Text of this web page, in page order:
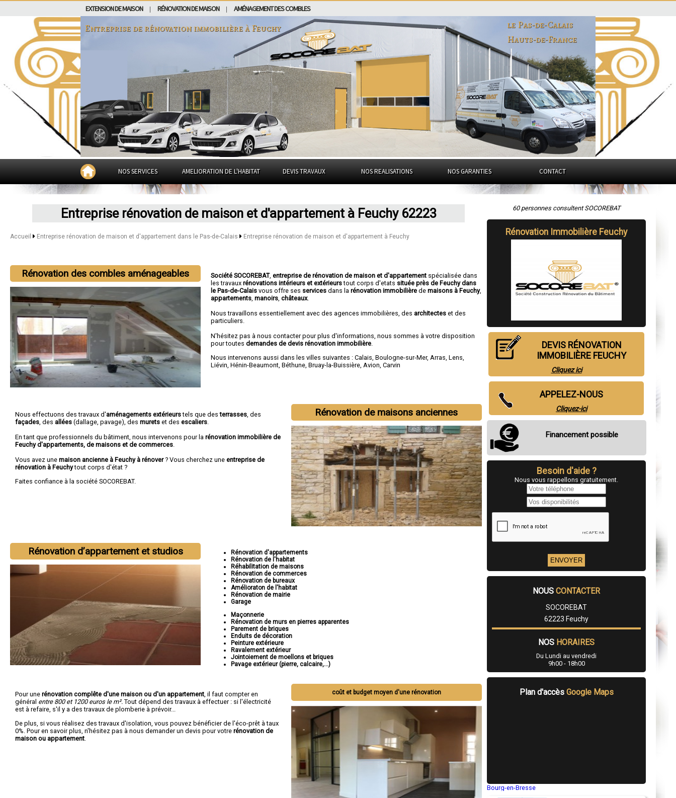
EXTENSION DE MAISON RÉNOVATION DE MAISON AMÉNAGEMENT DES COMBLES
Entreprise de rénovation immobilière àFeuchy
le Pas-de-Calais
Hauts-de-France
NOS SERVICES AMELIORATION DE L'HABITAT DEVIS TRAVAUX NOS REALISATIONS NOS GARANTIES CONTACT
Entreprise rénovation de maison et d'appartement à Feuchy 62223
Accueil Entreprise rénovation de maison et d'appartement dans le Pas-de-Calais Entreprise rénovation de maison et d'appartement à Feuchy
Rénovation des combles aménageables Société SOCOREBAT,entreprise de rénovation de maison et d'appartement spécialisée dans
les travauxrénovations intérieurs et extérieurstout corps d'etats située près de Feuchy dans
le Pas-de-Calaisvous offre ses services dans larénovation immobilière demaisons à Feuchy,
appartements ,manoirs ,châteaux.
Nous travaillons essentiellement avec des agences immobilières, des architectes et des
particuliers.
N'hésitez pas à nous contacter pour plus d'informations, nous sommes à votre disposition
pour toutesdemandes de devis rénovation immobilière
Nous intervenons aussi dans les villes suivantes :Calais ,Boulogne-sur-Mer, Arras ,Lens
Liévin ,Hénin-Beaumont ,Béthune ,Bruay-la-Buissière Avion ,Carvin
Rénovation de maisons anciennes
Nous effectuons des travaux d'aménagements extérieurstels que desterrasses , des
façades , des allées (dallage, pavage), des murets et des escaliers
En tant que professionnels du bâtiment, nous intervenons pour la rénovation immobilière de
Feuchy d'appartements, de maisons et de commerces
Vous avez une maison ancienne à Feuchy à rénover? Vous cherchez une entreprise de
rénovation à Feuchytout corps d'état ?
Faites confiance à la société SOCOREBAT.
Rénovation d’appartement et studios
Rénovation d'appartements
Rénovation de l'habitat
Réhabilitation de maisons
Rénovation de commerces
Rénovation de bureaux
Amélioraton de l'habitat
Rénovation de mairie
Garage
Maçonnerie
Rénovation de murs en pierres apparentes
Parement de briques
Enduits de décoration
Peinture extérieure
Ravalement extérieur
Jointoiement de moellons et briques
Pavage extérieur (pierre, calcaire,...)
coût et budget moyen d'une rénovation
Pour une rénovation complête d'une maison ou d'un appartement , il faut compter en
général entre 800 et 1200 euros le m². Tout dépend des travaux à effectuer : si l'électricité
est à refaire, s'il y a des travaux de plomberie à prévoir...
De plus, si vous réalisez des travaux d'isolation, vous pouvez bénéficier de l'éco-prêt à taux
0%. Pour en savoir plus, n'hésitez pas à nous demander un devis pour votre rénovation de
maison ou appartement
60 personnes consultent SOCOREBAT
Rénovation Immobilière Feuchy
DEVIS RÉNOVATION
IMMOBILIÈRE FEUCHY
Cliquez ici
APPELEZ-NOUS
Cliquez-ici
Financement possible
Besoin d'aide ?
Nous vous rappellons gratuitement.
NOUS CONTACTER
SOCOREBAT
62223 Feuchy
NOS HORAIRES
Du Lundi au vendredi
9h00 - 18h00
Plan d'accès Google Maps
Bourg-en-Bresse